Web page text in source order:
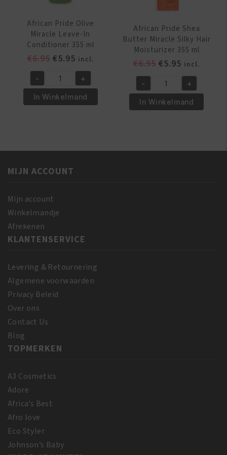
African Pride Olive
Miracle Leave-In
Conditioner 355 ml
€6.95 Oorspronkelijke
was:
€6.95.
€5.95Huidige
prijs
is:
€5.95.
incl.
African
Pride
Olive
355
aantal
- +
In Winkelmand
African Pride Shea
Butter Miracle Silky Hair
Moisturizer 355 ml
€6.95
was:
€6.95.
€5.95 Huidige
prijs
is:
€5.95.
incl.
African
Pride
Shea
Silky
- +
In Winkelmand
MIJN ACCOUNT
Mijn account
Winkelmandje
Afrekenen
KLANTENSERVICE
Levering & Retournering
Algemene voorwaarden
Privacy Beleid
Over ons
Contact Us
Blog
TOPMERKEN
A3 Cosmetics
Adore
Africa’s Best
Afro love
Eco Styler
Johnson’s Baby